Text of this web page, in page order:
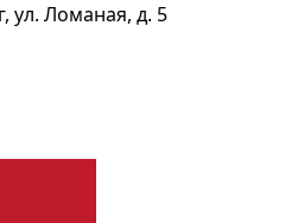
ул. Ломаная, д. 5